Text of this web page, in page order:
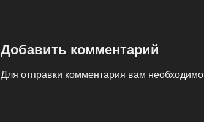
Добавить комментарий
Для отправки комментария вам необходимо